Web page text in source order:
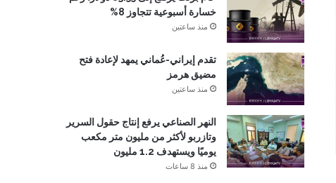
خسارة أسبوعية تتجاوز 8%
منذ ساعتين
تقدم إيراني-عُماني يمهد لإعادة فتح
مضيق هرمز
منذ ساعتين
النهر الصناعي يرفع إنتاج حقول السرير
وتازربو لأكثر من مليون متر مكعب
يوميًا ويستهدف 1.2 مليون
منذ 8 ساعات